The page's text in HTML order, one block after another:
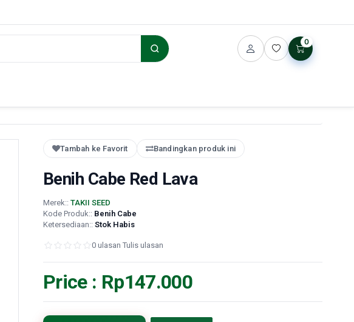
0
Tambah ke Favorit Bandingkan produk ini
Benih Cabe Red Lava
Merek:: TAKII SEED
Kode Produk:: Benih Cabe
Ketersediaan:: Stok Habis
0 ulasan Tulis ulasan
Price : Rp147.000